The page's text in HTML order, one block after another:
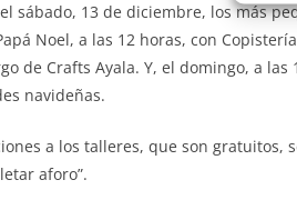
sábado, 13 de diciembre, los más
Noel, a las 12 horas, con
de Crafts Ayala. Y, el domingo, a
navideñas.
a los talleres, que son
aforo”.